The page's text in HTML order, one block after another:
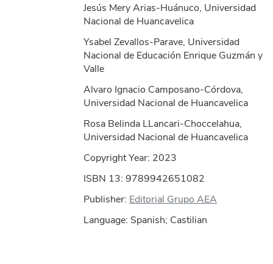
Jesús Mery Arias-Huánuco, Universidad
Nacional de Huancavelica
Ysabel Zevallos-Parave, Universidad
Nacional de Educación Enrique Guzmán y
Valle
Alvaro Ignacio Camposano-Córdova,
Universidad Nacional de Huancavelica
Rosa Belinda LLancari-Choccelahua,
Universidad Nacional de Huancavelica
Copyright Year: 2023
ISBN 13: 9789942651082
Publisher: Editorial Grupo AEA
Language: Spanish; Castilian